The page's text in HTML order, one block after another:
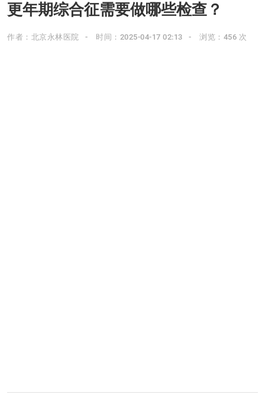
更年期综合征需要做哪些检查？
作者：北京永林医院 时间：2025-04-17 02:13 浏览：456 次